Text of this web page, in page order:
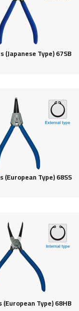
Type) 67SB
Type) 68SS
Type) 68HB